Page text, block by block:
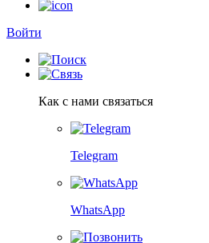
Войти
Как с нами связаться
Telegram
WhatsApp